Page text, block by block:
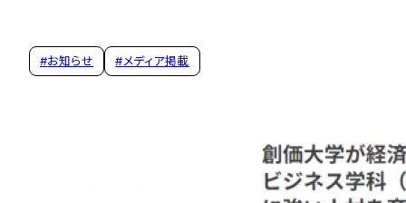
#お知らせ #メディア掲載